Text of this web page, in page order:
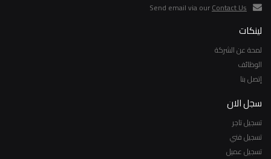
Send email via ourContact Us
لينكات
لمحة عن الشركة
الوظائف
إتصل بنا
سجل الان
تسجيل تاجر
تسجيل فني
تسجيل عميل